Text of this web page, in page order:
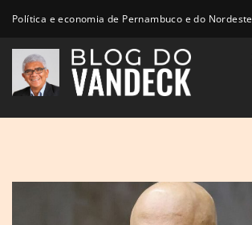
Política e economia de Pernambuco e do Nordeste